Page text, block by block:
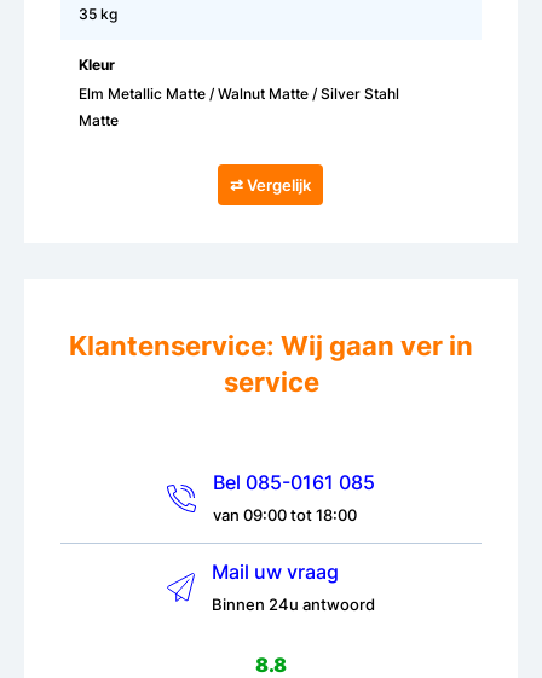
35 kg
Kleur
Elm Metallic Matte / Walnut Matte / Silver Stahl
Matte
⇄ Vergelijk
Klantenservice: Wij gaan ver in
service
Bel 085-0161 085
van 09:00 tot 18:00
Mail uw vraag
Binnen 24u antwoord
8.8